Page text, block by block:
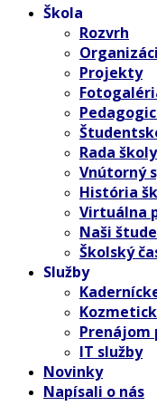
Škola
Rozvrh
Projekty
Rada školy
Vnútorný
História
Virtuálna
Naši
Školský
Služby
Prenájom
IT služby
Novinky
Napísali o nás